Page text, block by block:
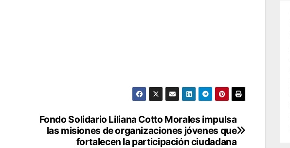
Fondo Solidario Liliana Cotto Morales impulsa
las misiones de organizaciones jóvenes que
fortalecen la participación ciudadana